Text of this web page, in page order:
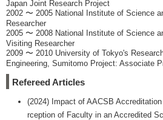
Japan Joint Research Project
2002 〜 2005 National Institute of Science
Researcher
2005 〜 2008 National Institute of Science
Visiting Researcher
2009 〜 2010 University of Tokyo's
Engineering, Sumitomo Project: Associate
Refereed Articles
(2024) Impact of AACSB
rception of Faculty in an Accredited